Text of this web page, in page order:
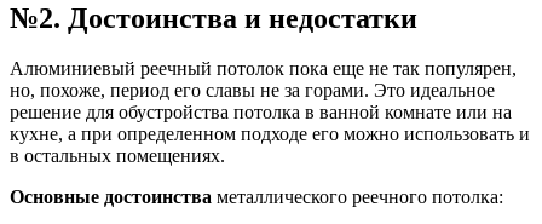
№2. Достоинства и недостатки
Алюминиевый реечный потолок пока еще не так популярен,
но, похоже, период его славы не за горами. Это идеальное
решение для обустройства потолка в ванной комнате или на
кухне, а при определенном подходе его можно использовать и
в остальных помещениях.
Основные достоинства металлического реечного потолка: